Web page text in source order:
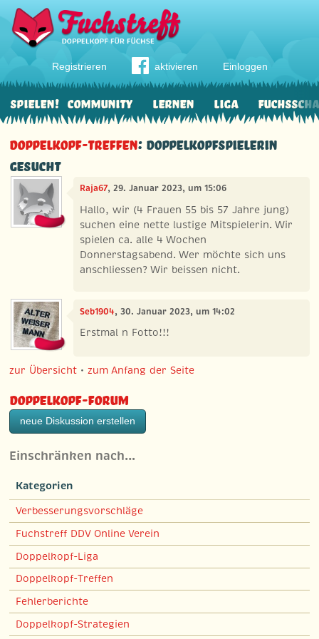
Registrieren aktivieren Einloggen
Community Lernen Liga
Spielen!
Doppelkopf-Treffen: Doppelkopfspielerin
gesucht
Raja67, 29. Januar 2023, um 15:06
Hallo, wir (4 Frauen 55 bis 57 Jahre jung)
suchen eine nette lustige Mitspielerin. Wir
spielen ca. alle 4 Wochen
Donnerstagsabend. Wer möchte sich uns
anschliessen? Wir beissen nicht.
Seb1904, 30. Januar 2023, um 14:02
Erstmal n Fotto!!!
zur Übersicht •zum Anfang der Seite
Doppelkopf-Forum
neue Diskussion erstellen
Einschränken nach…
Kategorien
Verbesserungsvorschläge
Fuchstreff DDV Online Verein
Doppelkopf-Liga
Doppelkopf-Treffen
Fehlerberichte
Doppelkopf-Strategien